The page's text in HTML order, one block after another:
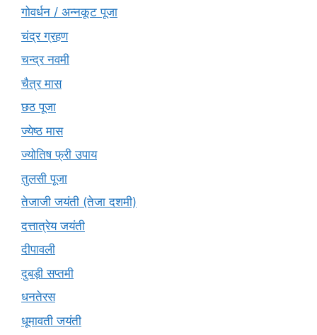
गोवर्धन / अन्नकूट पूजा
चंद्र ग्रहण
चन्द्र नवमी
चैत्र मास
छठ पूजा
ज्येष्ठ मास
ज्योतिष फ्री उपाय
तुलसी पूजा
तेजाजी जयंती (तेजा दशमी)
दत्तात्रेय जयंती
दीपावली
दुबड़ी सप्तमी
धनतेरस
धूमावती जयंती